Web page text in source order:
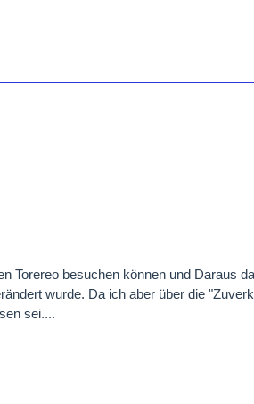
Torereo besuchen können und Daraus
wurde. Da ich aber über die
sei....